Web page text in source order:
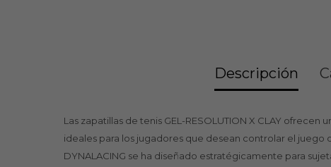
Descripción
Las zapatillas de tenis GEL-RESOLUTION X CLAY
ideales para los jugadores que desean controlar el juego
DYNALACING se ha diseñado estratégicamente para